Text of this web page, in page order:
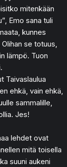
mitenkään
Emo sana tuli
kunnes
se totuus,
lämpö. Tuon
Taivaslaulua
ehkä, vain ehkä,
sammalille,
Jes!
lehdet ovat
mitä toisella
suuni aukeni